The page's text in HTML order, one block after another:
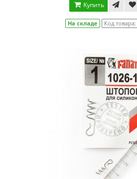
Купить
На складе Код товара: